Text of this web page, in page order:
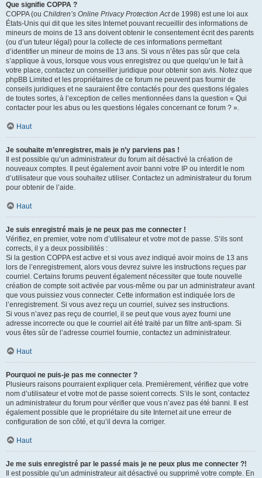
Que signifie COPPA ?
COPPA (ou Children’s Online Privacy Protection Actde 1998) est une loi aux
États-Unis qui dit que les sites Internet pouvant recueillir des informations de
mineurs de moins de 13 ans doivent obtenir le consentement écrit des parents
(ou d’un tuteur légal) pour la collecte de ces informations permettant
d’identifier un mineur de moins de 13 ans. Si vous n’êtes pas sûr que cela
s’applique à vous, lorsque vous vous enregistrez ou que quelqu’un le fait à
votre place, contactez un conseiller juridique pour obtenir son avis. Notez que
phpBB Limited et les propriétaires de ce forum ne peuvent pas fournir de
conseils juridiques et ne sauraient être contactés pour des questions légales
de toutes sortes, à l’exception de celles mentionnées dans la question « Qui
contacter pour les abus ou les questions légales concernant ce forum ? ».
Haut
Je souhaite m’enregistrer, mais je n’y parviens pas !
Il est possible qu’un administrateur du forum ait désactivé la création de
nouveaux comptes. Il peut également avoir banni votre IP ou interdit le nom
d’utilisateur que vous souhaitez utiliser. Contactez un administrateur du forum
pour obtenir de l’aide.
Haut
Je suis enregistré mais je ne peux pas me connecter !
Vérifiez, en premier, votre nom d’utilisateur et votre mot de passe. S’ils sont
corrects, il y a deux possibilités :
Si la gestion COPPA est active et si vous avez indiqué avoir moins de 13 ans
lors de l’enregistrement, alors vous devrez suivre les instructions reçues par
courriel. Certains forums peuvent également nécessiter que toute nouvelle
création de compte soit activée par vous-même ou par un administrateur avant
que vous puissiez vous connecter. Cette information est indiquée lors de
l’enregistrement. Si vous avez reçu un courriel, suivez ses instructions.
Si vous n’avez pas reçu de courriel, il se peut que vous ayez fourni une
adresse incorrecte ou que le courriel ait été traité par un filtre anti-spam. Si
vous êtes sûr de l’adresse courriel fournie, contactez un administrateur.
Haut
Pourquoi ne puis-je pas me connecter ?
Plusieurs raisons pourraient expliquer cela. Premièrement, vérifiez que votre
nom d’utilisateur et votre mot de passe soient corrects. S’ils le sont, contactez
un administrateur du forum pour vérifier que vous n’avez pas été banni. Il est
également possible que le propriétaire du site Internet ait une erreur de
configuration de son côté, et qu’il devra la corriger.
Haut
Je me suis enregistré par le passé mais je ne peux plus me connecter ?!
Il est possible qu’un administrateur ait désactivé ou supprimé votre compte. En